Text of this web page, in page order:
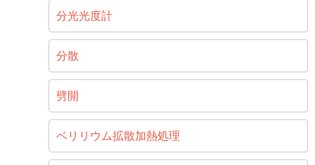
分光光度計
分散
劈開
ベリリウム拡散加熱処理